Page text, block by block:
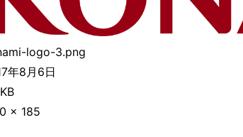
logo-3.png
年8月6日
× 185